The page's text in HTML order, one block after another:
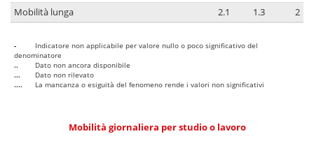
Mobilità lunga
2.1 1.3 2
-
Indicatore non applicabile per valore nullo o poco significativo del
denominatore
..
Dato non ancora disponibile
...
Dato non rilevato
....
La mancanza o esiguità del fenomeno rende i valori non significativi
Mobilità giornaliera per studio o lavoro